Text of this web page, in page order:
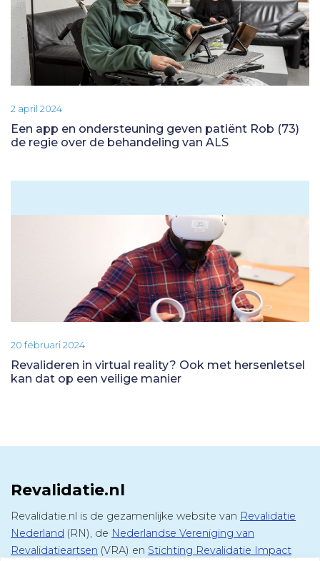
2 april 2024
Een app en ondersteuning geven patiënt Rob (73)
de regie over de behandeling van ALS
20 februari 2024
Revalideren in virtual reality? Ook met hersenletsel
kan dat op een veilige manier
Revalidatie.nl
Revalidatie.nl is de gezamenlijke website van Revalidatie
Nederland (RN), de Nederlandse Vereniging van
Revalidatieartsen (VRA) en Stichting Revalidatie Impact